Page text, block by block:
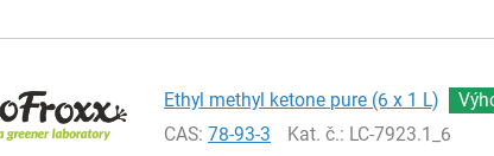
Ethyl methyl ketone pure (6 x 1 L)
CAS:78-93-3 Kat. č.: LC-7923.1_6